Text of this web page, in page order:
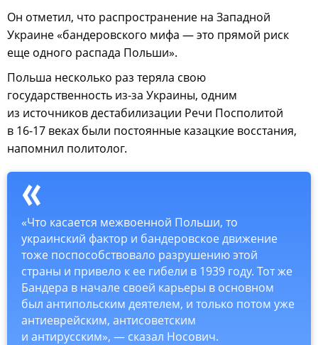
Он отметил, что распространение на Западной
Украине «бандеровского мифа — это прямой риск
еще одного распада Польши».
Польша несколько раз теряла свою
государственность из-за Украины, одним
из источников дестабилизации Речи Посполитой
в 16-17 веках были постоянные казацкие восстания,
напомнил политолог.
«Что касается межвоенной Польши, то
украинский фактор и бандеровское движение
тоже поспособствовало разрушению этой
страны и привело к ее гибели в 1939 году. Тот же
Бандера в начале своей карьеры в основном
был антипольским деятелем, и только потом уже
антиеврейским, антисоветским
и антирусским», — сказал Носович.